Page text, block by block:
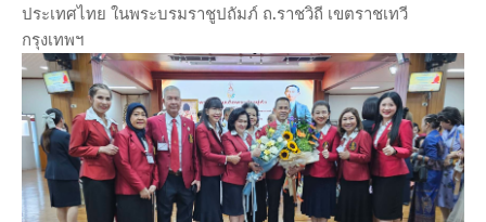
ประเทศไทย ในพระบรมราชูปถัมภ์ ถ.ราชวิถี เขตราชเทวี
กรุงเทพฯ